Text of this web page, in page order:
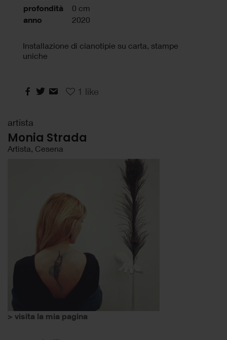
profondità 0 cm
anno 2020
Installazione di cianotipie su carta, stampe
uniche
1 like
artista
Monia Strada
Artista, Cesena
> visita la mia pagina